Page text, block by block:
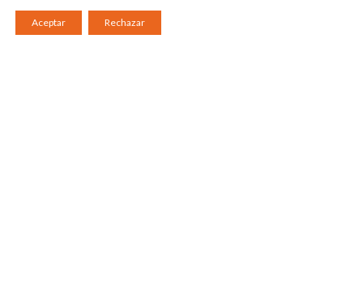
Aceptar Rechazar